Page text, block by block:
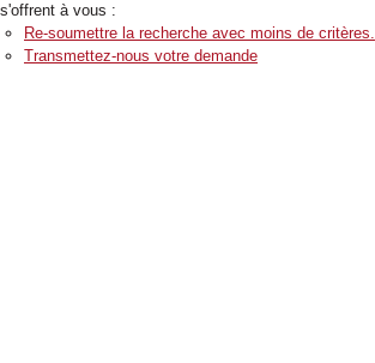
s'offrent à vous :
Re-soumettre la recherche avec moins de critères.
Transmettez-nous votre demande